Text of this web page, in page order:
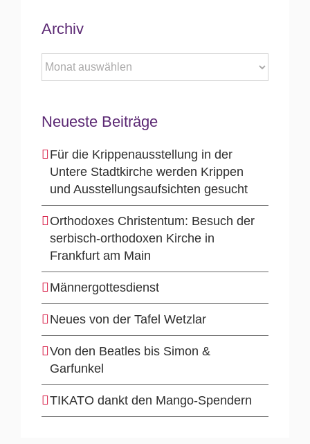
Archiv
Archiv
Neueste Beiträge
Für die Krippenausstellung in der
Untere Stadtkirche werden Krippen
und Ausstellungsaufsichten gesucht
Orthodoxes Christentum: Besuch der
serbisch-orthodoxen Kirche in
Frankfurt am Main
Männergottesdienst
Neues von der Tafel Wetzlar
Von den Beatles bis Simon &
Garfunkel
TIKATO dankt den Mango-Spendern